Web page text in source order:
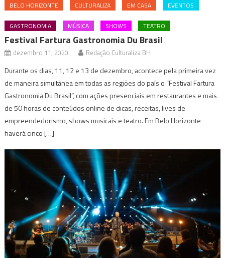
BELO HORIZONTE CULTURALIZA EM CASA EVENTOS
GASTRONOMIA MÚSICA SHOWS TEATRO
Festival Fartura Gastronomia Du Brasil
dezembro 11, 2020 Redação Culturaliza BH
Durante os dias, 11, 12 e 13 de dezembro, acontece pela primeira vez
de maneira simultânea em todas as regiões do país o “Festival Fartura
Gastronomia Du Brasil”, com ações presenciais em restaurantes e mais
de 50 horas de conteúdos online de dicas, receitas, lives de
empreendedorismo, shows musicais e teatro. Em Belo Horizonte
haverá cinco […]